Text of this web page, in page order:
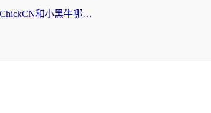
海外党纠结ChickCN和小黑牛哪个好？一篇帮你选对回国加速器的实用指南